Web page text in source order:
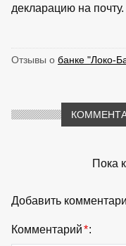
декларацию на
Отзывы о банке "Локо-
Пока
Добавить
Комментарий*: